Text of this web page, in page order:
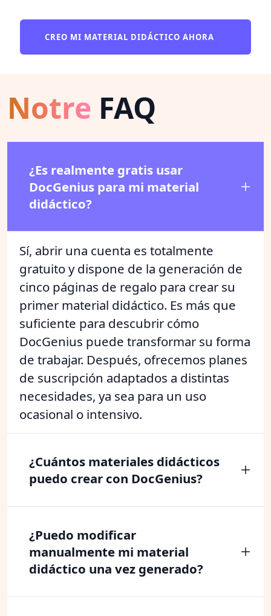
CREO MI MATERIAL DIDÁCTICO AHORA
Notre FAQ
¿Es realmente gratis usar
DocGenius para mi material
didáctico?
Sí, abrir una cuenta es totalmente
gratuito y dispone de la generación de
cinco páginas de regalo para crear su
primer material didáctico. Es más que
suficiente para descubrir cómo
DocGenius puede transformar su forma
de trabajar. Después, ofrecemos planes
de suscripción adaptados a distintas
necesidades, ya sea para un uso
ocasional o intensivo.
¿Cuántos materiales didácticos
puedo crear con DocGenius?
¿Puedo modificar
manualmente mi material
didáctico una vez generado?